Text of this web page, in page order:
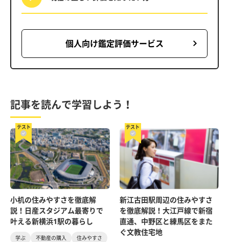
個人向け鑑定評価サービス
記事を読んで学習しよう！
テスト
小机の住みやすさを徹底解
説！日産スタジアム最寄りで
叶える新横浜1駅の暮らし
学ぶ 不動産の購入
住みやすさ
テスト
新江古田駅周辺の住みやすさ
を徹底解説！大江戸線で新宿
直通、中野区と練馬区をまた
ぐ文教住宅地